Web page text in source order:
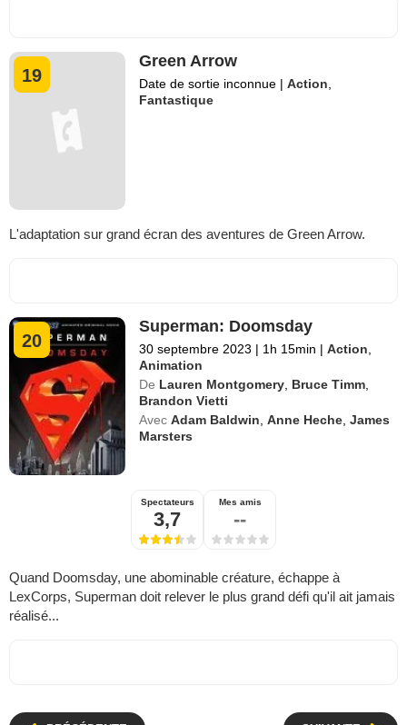
19
Green Arrow
Date de sortie inconnue | Action
Fantastique
L'adaptation sur grand écran des aventures de Green Arrow.
20
Superman: Doomsday
30 septembre 2023 | 1h 15min | Action
Animation
De Lauren Montgomery Bruce Timm
Brandon Vietti
Avec Adam Baldwin ,Anne Heche ,James
Marsters
Spectateurs
3,7
Mes amis
--
Quand Doomsday, une abominable créature, échappe à
LexCorps, Superman doit relever le plus grand défi qu'il ait jamais
réalisé...